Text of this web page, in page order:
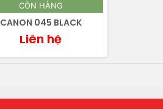
CÒN HÀNG
CANON 045 BLACK
Liên hệ